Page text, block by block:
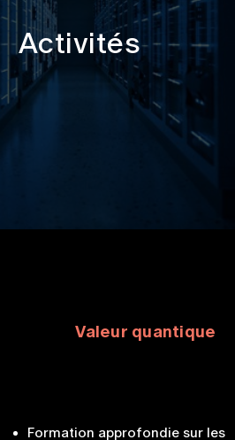
Activités
Valeur quantique
Formation approfondie sur les